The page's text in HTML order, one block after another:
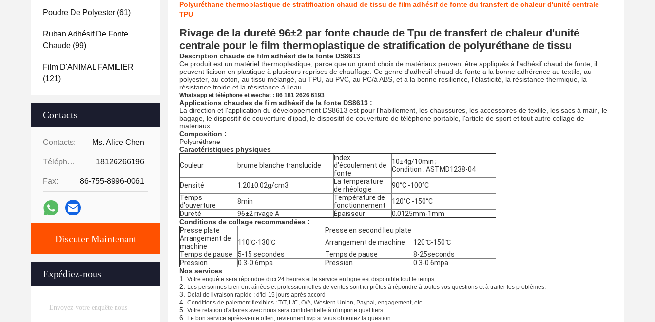
Poudre De Polyester (61)
Ruban Adhésif De Fonte
Chaude (99)
Film D'ANIMAL FAMILIER
(121)
Contacts
Contacts: Ms. Alice Chen
Téléphone: 18126266196
Fax: 86-755-8996-0061
Discuter Maintenant
Expédiez-nous
Polyuréthane thermoplastique de stratification chaud de tissu de film adhésif de fonte du transfert de chaleur d'unité centrale
TPU
Rivage de la dureté 96±2 par fonte chaude de Tpu de transfert de chaleur d'unité
centrale pour le film thermoplastique de stratification de polyuréthane de tissu
Description chaude de film adhésif de la fonte DS8613
Ce produit est un matériel thermoplastique, parce que un grand choix de matériaux peuvent être appliqués à l'adhésif chaud de fonte, il
peuvent liaison en plastique à plusieurs reprises de chauffage. Ce genre d'adhésif chaud de fonte a la bonne adhérence au textile, au
polyester, au coton, au tissu mélangé, au TPU, au PVC, au PC/à ABS, et a la bonne résilience, l'élasticité, la résistance thermique, la
résistance froide et la résistance à l'eau.
Whatsapp et téléphone et wechat : 86 181 2626 6193
Applications chaudes de film adhésif de la fonte DS8613 :
La direction et l'application du développement DS8613 est pour l'habillement, les chaussures, les accessoires de textile, les sacs à main, le
bagage, le dispositif de couverture d'ipad, le dispositif de couverture de téléphone portable, l'article de sport et tout autre collage de
matériaux.
Composition :
Polyuréthane
Caractéristiques physiques
Couleur brume blanche translucide
Index
d'écoulement de
fonte
10±4g/10min ;
Condition : ASTMD1238-04
Densité 1.20±0.02g/cm3
La température
de rhéologie
90°C -100°C
Temps
d'ouverture
8min
Température de
fonctionnement
120°C -150°C
Dureté
96±2 rivage A Épaisseur
0.0125mm-1mm
Conditions de collage recommandées :
Presse plate
Presse en second lieu plate
Arrangement de
machine
110℃-130℃ Arrangement de machine
120℃-150℃
Temps de pause
5-15 secondes Temps de pause
8-25seconds
Pression
0.3-0.6mpa Pression
0.3-0.6mpa
Nos services
1. Votre enquête sera répondue d'ici 24 heures et le service en ligne est disponible tout le temps.
2. Les personnes bien entraînées et professionnelles de ventes sont ici prêtes à répondre à toutes vos questions et à traiter les problèmes.
3. Délai de livraison rapide : d'ici 15 jours après accord
4. Conditions de paiement flexibles : T/T, L/C, O/A, Western Union, Paypal, engagement, etc.
5. Votre relation d'affaires avec nous sera confidentielle à n'importe quel tiers.
6. Le bon service après-vente offert, reviennent svp si vous obteniez la question.